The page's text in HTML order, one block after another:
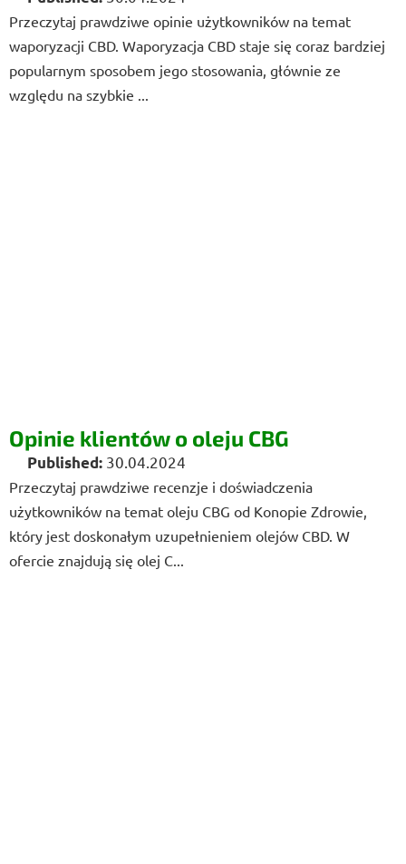
Przeczytaj prawdziwe opinie użytkowników na temat
waporyzacji CBD. Waporyzacja CBD staje się coraz bardziej
popularnym sposobem jego stosowania, głównie ze
względu na szybkie ...
Opinie klientów o oleju CBG
30.04.2024
Przeczytaj prawdziwe recenzje i doświadczenia
użytkowników na temat oleju CBG od Konopie Zdrowie,
który jest doskonałym uzupełnieniem olejów CBD. W
ofercie znajdują się olej C...